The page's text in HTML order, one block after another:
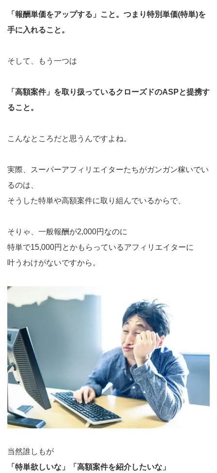
「報酬単価をアップする」こと。つまり特別単価(特単)を
手に入れること。
そして、もう一つは
「高額案件」を取り扱っているクローズドのASPと提携す
ること。
こんなところだと思うんですよね。
実際、スーパーアフィリエイターたちがガンガン稼いでい
るのは、
そうした特単や高額案件に取り組んでいるからで、
そりゃ、一般報酬が2,000円なのに
特単で15,000円とかもらっているアフィリエイターに
叶うわけがないですから。
当然誰しもが
「特単欲しいな」「高額案件を紹介したいな」